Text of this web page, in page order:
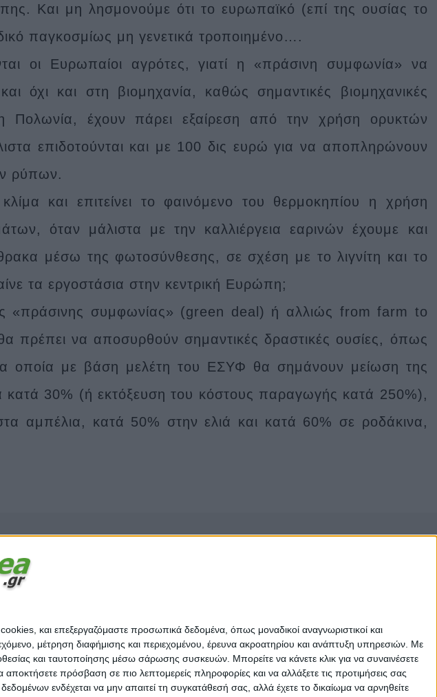
Αυτή η ιστοσελίδα χρησιμοποιεί cookies
Αυτός ο ιστότοπος χρησιμοποιεί cookies και άλλες τεχνολογίες
ακόλουθους σκοπούς:
για να ενεργοποιήσετε τη βασική λειτουργικότητα
του ιστότοπου,για να παρέχετε καλύτερη εμπειρία στον ιστότοπο,για να
μετρήσετε το ενδιαφέρον σας για τα προϊόντα και τις υπηρεσίες μας και
να εξατομικεύσετε τις αλληλεπιδράσεις μάρκετινγκ,για να προβάλλετε
διαφημίσεις που είναι πιο σχετικές με εσάς.
και επεξεργαζόμαστε προσωπικά δεδομένα, όπως μοναδικοί αναγνωριστικοί και
μέτρηση διαφήμισης και περιεχομένου, έρευνα ακροατηρίου και ανάπτυξη υπηρεσιών. Με
και ταυτοποίησης μέσω σάρωσης συσκευών. Μπορείτε να κάνετε κλικ για να συναινέσετε
πρόσβαση σε πιο λεπτομερείς πληροφορίες και να αλλάξετε τις προτιμήσεις σας
ενδέχεται να μην απαιτεί τη συγκατάθεσή σας, αλλά έχετε το δικαίωμα να αρνηθείτε
Και μη λησμονούμε ότι το ευρωπαϊκό (επί της ουσίας το
παγκοσμίως μη γενετικά τροποιημένο….
οι Ευρωπαίοι αγρότες, γιατί η «πράσινη συμφωνία» να
όχι και στη βιομηχανία, καθώς σημαντικές βιομηχανικές
έχουν πάρει εξαίρεση από την χρήση ορυκτών
επιδοτούνται και με 100 δις ευρώ για να αποπληρώνουν
ρύπων.
και επιτείνει το φαινόμενο του θερμοκηπίου η χρήση
όταν μάλιστα με την καλλιέργεια εαρινών έχουμε και
μέσω της φωτοσύνθεσης, σε σχέση με το λιγνίτη και το
τα εργοστάσια στην κεντρική Ευρώπη;
«πράσινης συμφωνίας» (green deal) ή αλλιώς from farm to
πρέπει να αποσυρθούν σημαντικές δραστικές ουσίες, όπως
τα οποία με βάση μελέτη του ΕΣΥΦ θα σημάνουν μείωση της
30% (ή εκτόξευση του κόστους παραγωγής κατά 250%),
αμπέλια, κατά 50% στην ελιά και κατά 60% σε ροδάκινα,
για τις δηλώσεις ΟΣΔΕ 2026;
στην Ελλάδα;